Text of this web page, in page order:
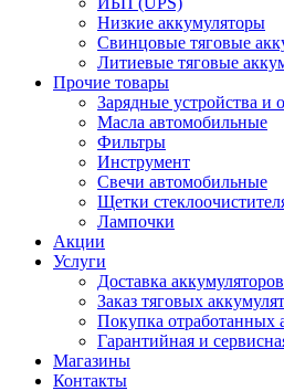
Низкие аккумуляторы
Свинцовые тяговые
Литиевые тяговые
Прочие товары
Зарядные устройства и
Масла автомобильные
Фильтры
Инструмент
Свечи автомобильные
Щетки
Лампочки
Акции
Услуги
Доставка
Заказ тяговых
Покупка отработанных
Гарантийная и
Магазины
Контакты